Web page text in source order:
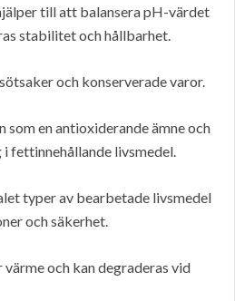
till att balansera pH-värdet
stabilitet och hållbarhet.
och konserverade varor.
som en antioxiderande ämne och
fettinnehållande livsmedel.
typer av bearbetade livsmedel
och säkerhet.
och kan degraderas vid